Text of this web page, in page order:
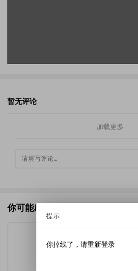
暂无评论
加载更多
你可能感兴趣的
提示
你掉线了，请重新登录